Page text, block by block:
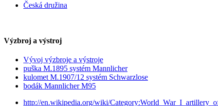
Česká družina
Výzbroj a výstroj
Vývoj výzbroje a výstroje
puška M.1895 systém Mannlicher
kulomet M.1907/12 systém Schwarzlose
bodák Mannlicher M95
http://en.wikipedia.org/wiki/